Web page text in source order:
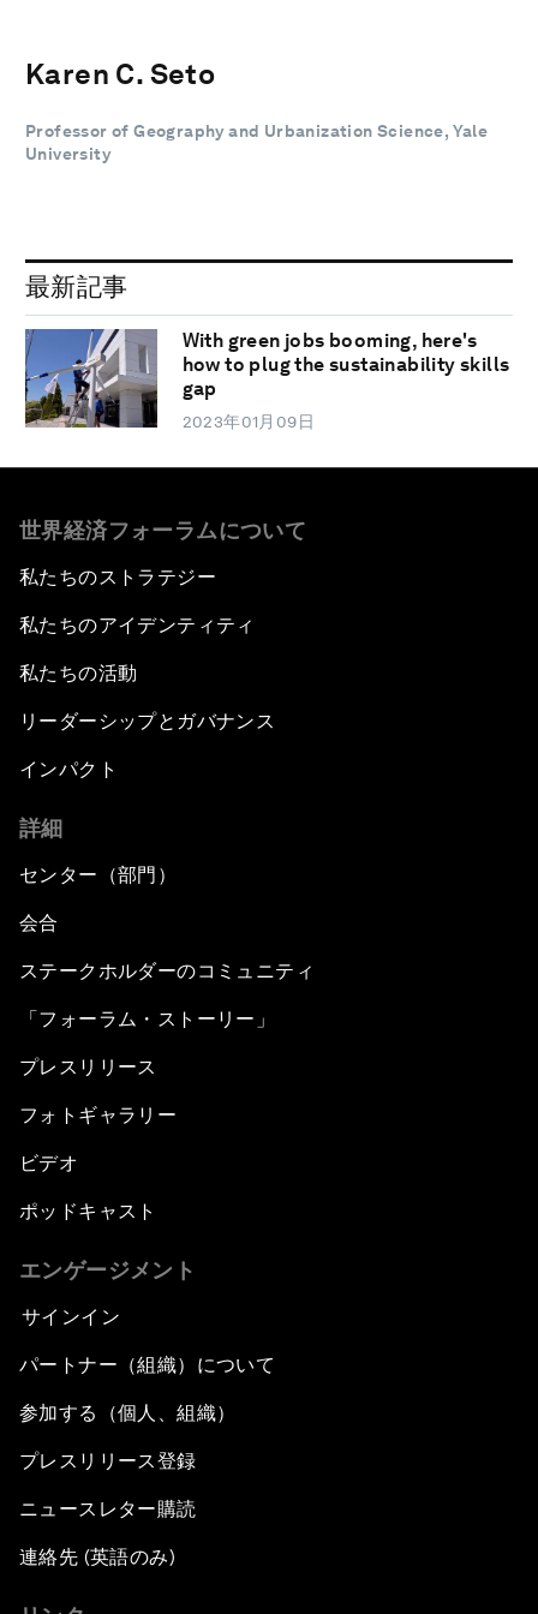
Karen C. Seto
Professor of Geography and Urbanization Science, Yale
University
最新記事
With green jobs booming, here's
how to plug the sustainability skills
gap
2023年01月09日
世界経済フォーラムについて
私たちのストラテジー
私たちのアイデンティティ
私たちの活動
リーダーシップとガバナンス
インパクト
詳細
センター（部門）
会合
ステークホルダーのコミュニティ
「フォーラム・ストーリー」
プレスリリース
フォトギャラリー
ビデオ
ポッドキャスト
エンゲージメント
サインイン
パートナー（組織）について
参加する（個人、組織）
プレスリリース登録
ニュースレター購読
連絡先 (英語のみ)